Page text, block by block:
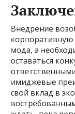
Внедрение
корпоративную
мода, а
оставаться
имиджевые
свой вклад в